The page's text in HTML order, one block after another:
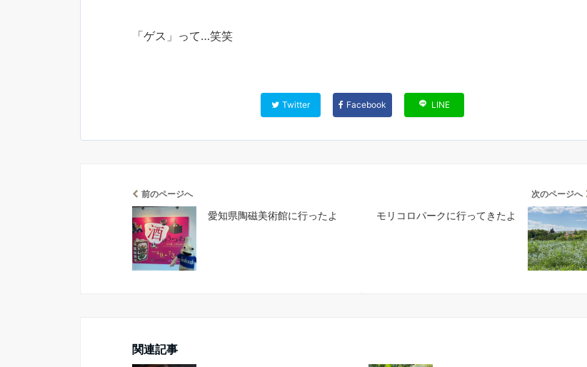
「ゲス」って…笑笑
Twitter Facebook LINE
前のページへ
愛知県陶磁美術館に行ったよ
次のページへ
モリコロパークに行ってきたよ
関連記事